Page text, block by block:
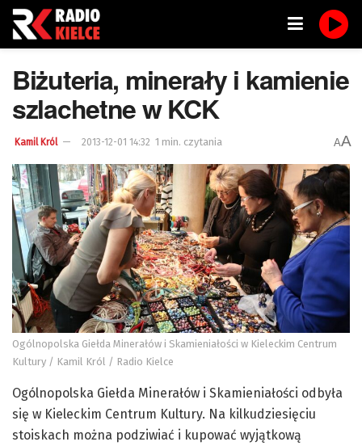
Biżuteria, minerały i kamienie
szlachetne w KCK
Kamil Król 2013-12-01 14:32 1 min. czytania AA
Ogólnopolska Giełda Minerałów i Skamieniałości w Kieleckim Centrum
Kultury / Kamil Król / Radio Kielce
Ogólnopolska Giełda Minerałów i Skamieniałości odbyła
się w Kieleckim Centrum Kultury. Na kilkudziesięciu
stoiskach można podziwiać i kupować wyjątkową